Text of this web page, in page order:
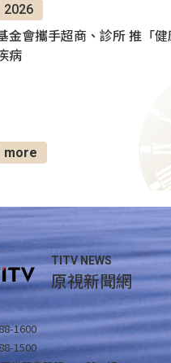
2026
金會攜手超商、診所 推「健
病
more
TITV NEWS
原視新聞網
1600
1500